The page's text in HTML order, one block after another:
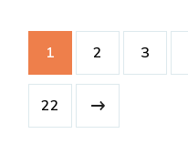
1 2 3
22